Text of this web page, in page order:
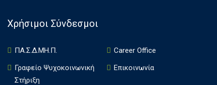
Χρήσιμοι Σύνδεσμοι
ΠΑ.Σ.Δ.ΜΗ.Π.
Career Office
Γραφείο Ψυχοκοινωνική
Στήριξη
Επικοινωνία